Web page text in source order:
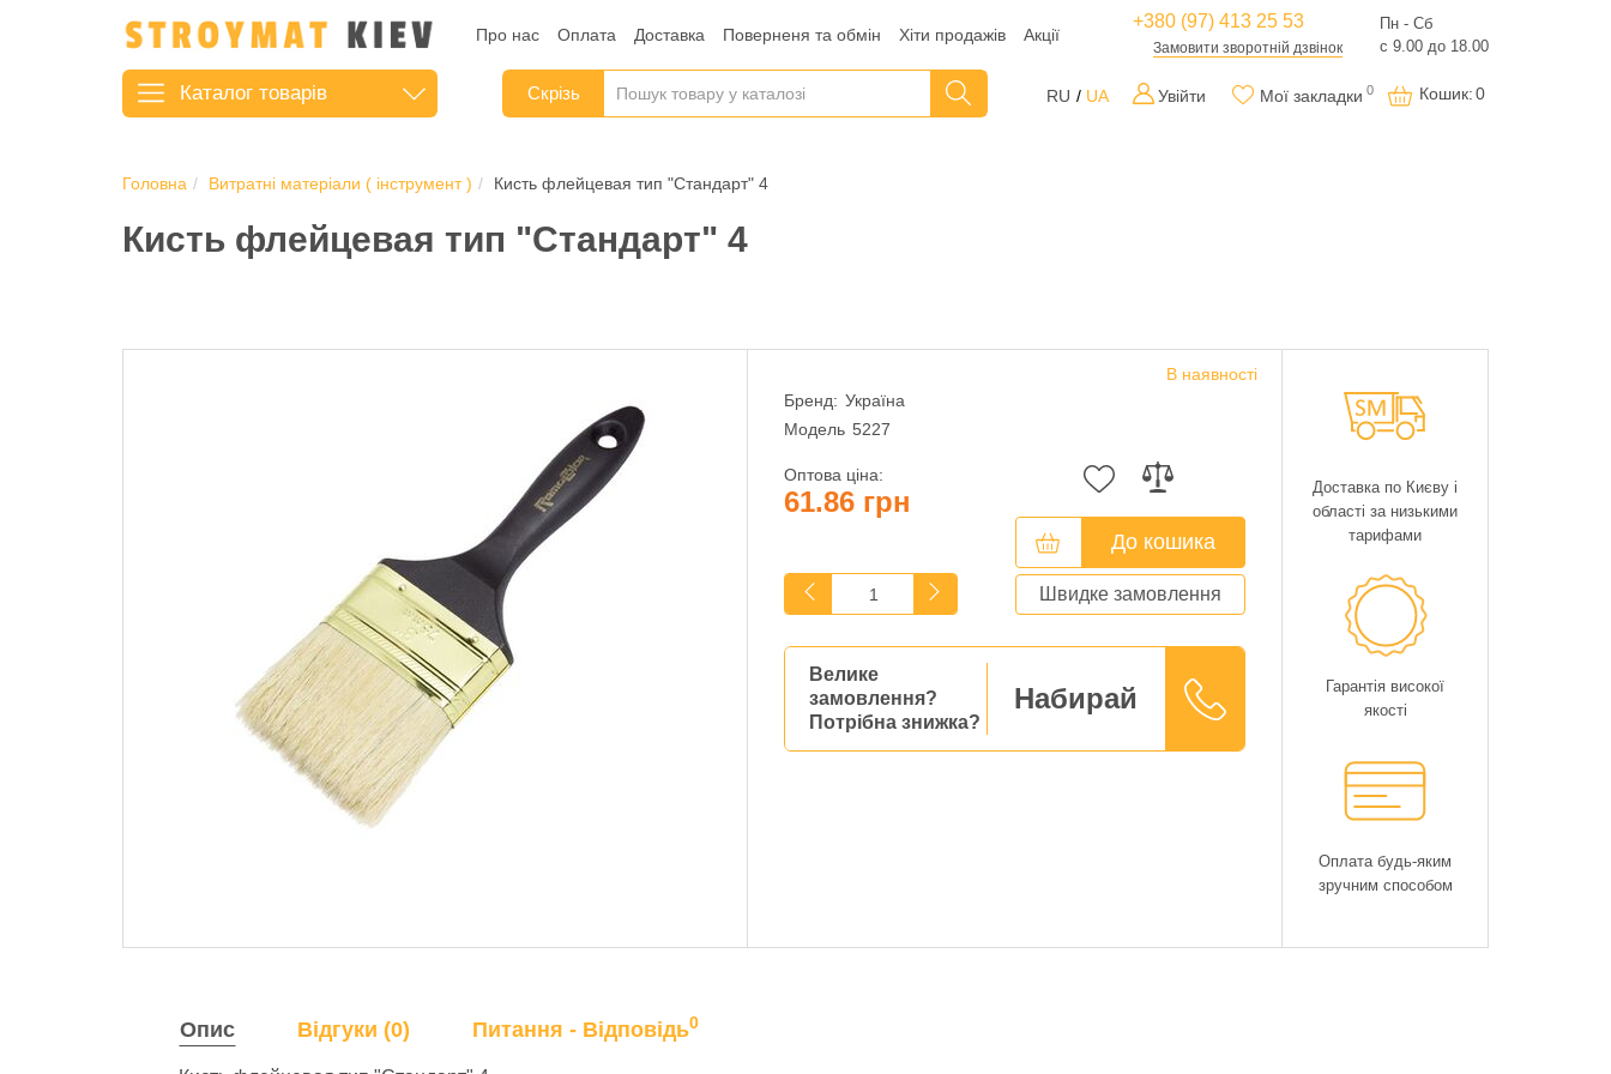
Про нас Оплата Доставка Поверненя та обмін Хіти продажів Акції
+380 (97) 413 25 53
Замовити зворотній дзвінок
Пн - Сб
с 9.00 до 18.00
Каталог товарів Скрізь RU UA Увійти Мої закладки 0 Кошик: 0
Головна Витратні матеріали ( інструмент ) Кисть флейцевая тип "Стандарт" 4
Кисть флейцевая тип "Стандарт" 4
Бренд: Україна
Модель 5227
В наявності
Оптова ціна:
61.86 грн
До кошика
Швидке замовлення
Велике
замовлення?
Потрібна знижка?
Набирай
Доставка по Києву і
області за низькими
тарифами
Гарантія високої
якості
Оплата будь-яким
зручним способом
Опис Відгуки (0) Питання - Відповідь0